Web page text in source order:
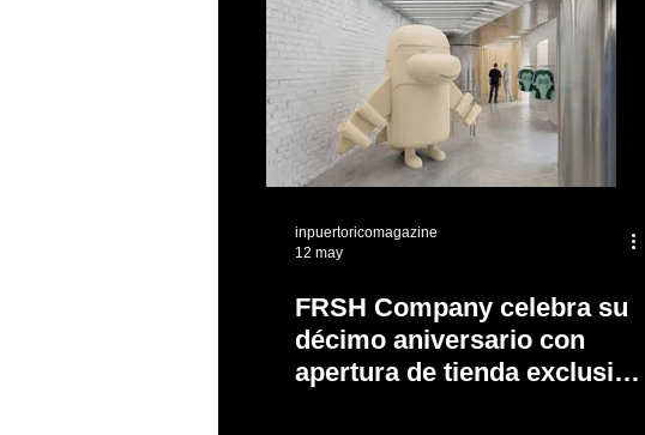
inpuertoricomagazine
12 may
FRSH Company celebra su
décimo aniversario con
apertura de tienda exclusiva